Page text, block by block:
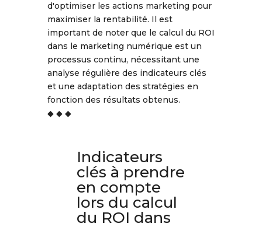
d'optimiser les actions marketing pour
maximiser la rentabilité. Il est
important de noter que le calcul du ROI
dans le marketing numérique est un
processus continu, nécessitant une
analyse régulière des indicateurs clés
et une adaptation des stratégies en
fonction des résultats obtenus.
◆ ◆ ◆
Indicateurs
clés à prendre
en compte
lors du calcul
du ROI dans